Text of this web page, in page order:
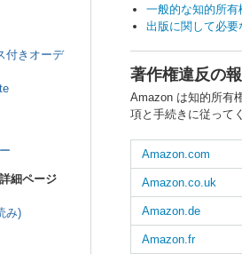
付きオーデ
細ページ
み)
一般的な知的所
出版に関して必
著作権違反の
Amazon は知的所有
項と手続きに従って
Amazon.com
Amazon.co.uk
Amazon.de
Amazon.fr